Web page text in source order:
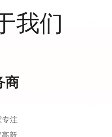
我们
商
注
新